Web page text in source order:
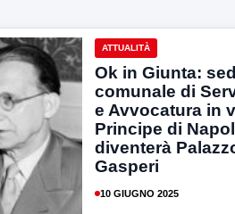
ATTUALITÀ
Ok in Giunta:
comunale di
e Avvocatura in
Principe di
diventerà
Gasperi
10 GIUGNO 2025